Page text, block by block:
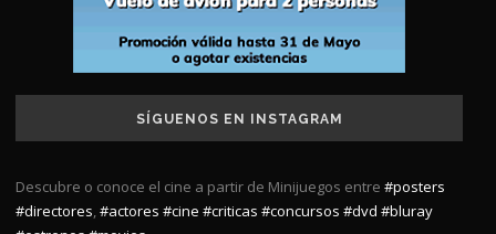
SÍGUENOS EN INSTAGRAM
Descubre o conoce el cine a partir de Minijuegos entre #posters
#directores,#actores #cine #criticas #concursos #dvd #bluray